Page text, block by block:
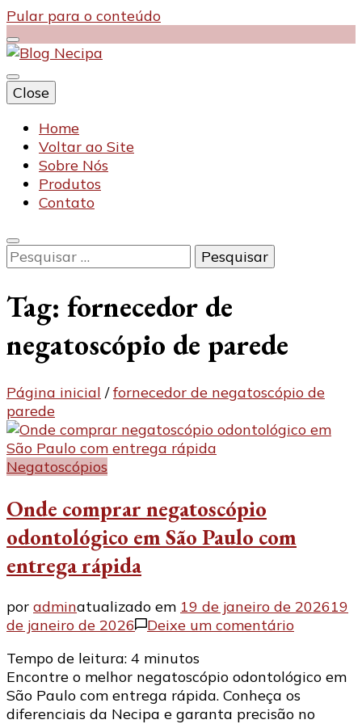
Pular para o conteúdo
Blog Necipa
Close
Home
Voltar ao Site
Sobre Nós
Produtos
Contato
Pesquisar
por:
Tag: fornecedor de
negatoscópio de parede
Página inicial / fornecedor de negatoscópio de
parede
Negatoscópios
Onde comprar negatoscópio
odontológico em São Paulo com
entrega rápida
por adminatualizado em 19 de janeiro de 202619
de janeiro de 2026
Deixe um comentárioem
em
Tempo de leitura: 4 minutos
Encontre o melhor negatoscópio odontológico em
São Paulo com entrega rápida. Conheça os
diferenciais da Necipa e garanta precisão no